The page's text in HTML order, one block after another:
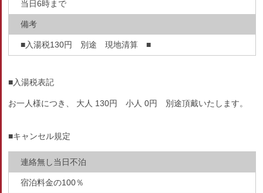
当日6時まで
備考
■入湯税130円 別途 現地清算 ■
■入湯税表記
お一人様につき、 大人 130円 小人 0円 別途頂戴いたします。
■キャンセル規定
連絡無し当日不泊
宿泊料金の100％